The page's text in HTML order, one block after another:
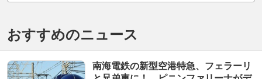
おすすめのニュース
南海電鉄の新型空港特急、フェラーリ